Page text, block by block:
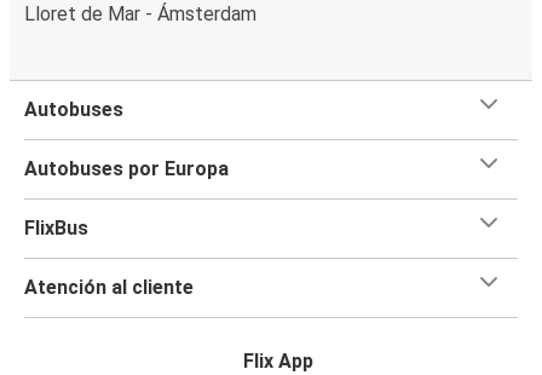
Lloret de Mar - Ámsterdam
Autobuses
Autobuses por Europa
FlixBus
Atención al cliente
Flix App